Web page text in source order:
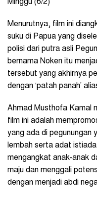
Minggu (6/2)
Menurutnya, film ini
suku di Papua yang
polisi dari putra asli
bernama Noken itu
tersebut yang akhirnya
dengan ‘patah panah’
Ahmad Musthofa Kamal
film ini adalah
yang ada di pegunungan
lembah serta adat
mengangkat anak-anak
maju dan menggali
dengan menjadi abdi